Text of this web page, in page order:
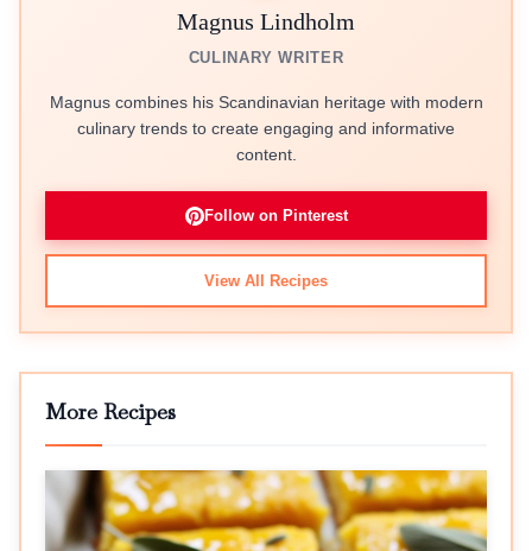
Magnus Lindholm
CULINARY WRITER
Magnus combines his Scandinavian heritage with modern
culinary trends to create engaging and informative
content.
Follow on Pinterest
View All Recipes
More Recipes